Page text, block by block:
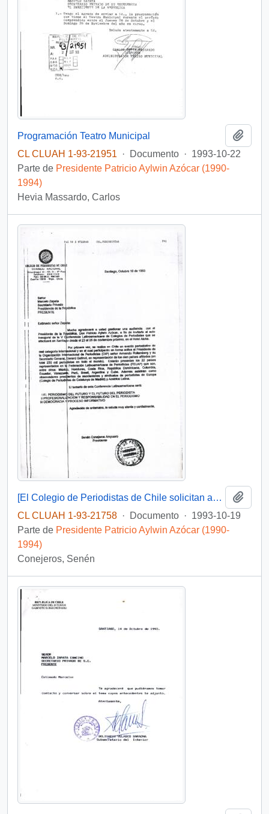
Programación Teatro Municipal
CL CLUAH 1-93-21951
· Documento · 1993-10-22
Parte de Presidente Patricio Aylwin Azócar (1990-
1994)
Hevia Massardo, Carlos
[El Colegio de Periodistas de Chile solicitan audiencia]
CL CLUAH 1-93-21758 · Documento · 1993-10-19
Parte de Presidente Patricio Aylwin Azócar (1990-
1994)
Conejeros, Senén